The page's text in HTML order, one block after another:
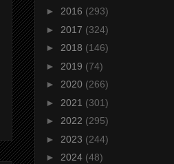
► 2016 (293)
► 2017 (324)
► 2018 (146)
► 2019 (74)
► 2020 (266)
► 2021 (301)
► 2022 (295)
► 2023 (244)
► 2024 (48)